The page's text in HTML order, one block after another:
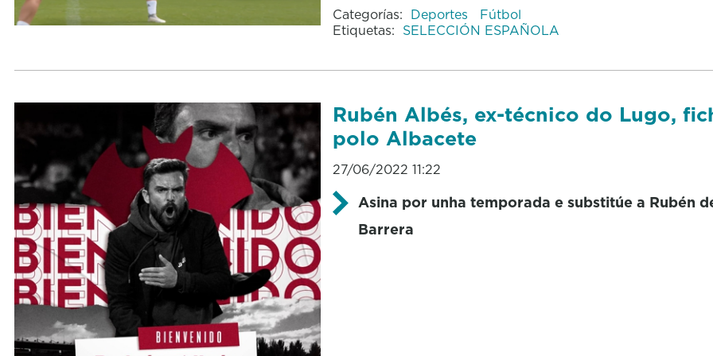
Categorías: Deportes
Fútbol
Etiquetas: SELECCIÓN ESPAÑOLA
Rubén Albés, ex-técnico do Lugo,
polo Albacete
27/06/2022 11:22
Asina por unha temporada e substitúe a Rubén
Barrera